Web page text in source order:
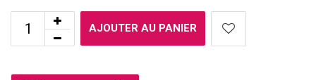
AJOUTER AU PANIER